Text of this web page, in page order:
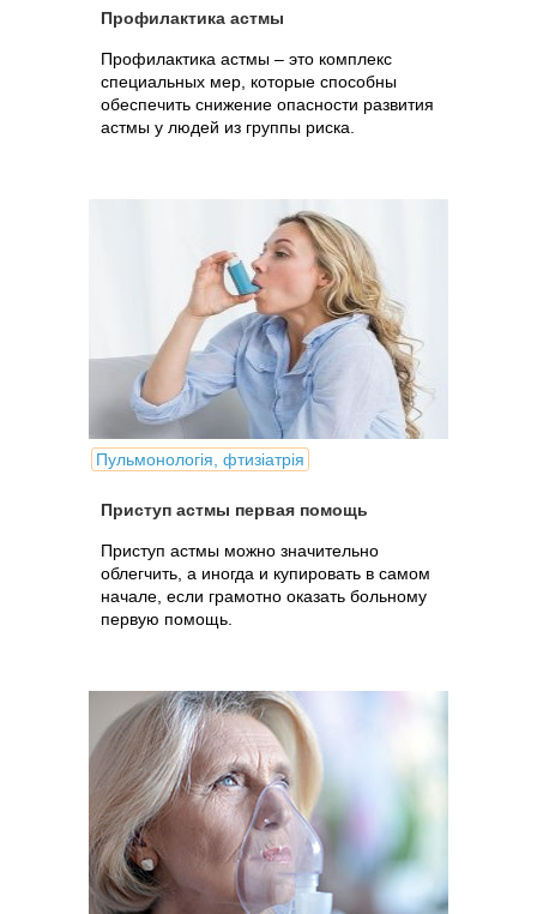
Профилактика астмы
Профилактика астмы – это комплекс
специальных мер, которые способны
обеспечить снижение опасности развития
астмы у людей из группы риска.
Пульмонологія, фтизіатрія
Приступ астмы первая помощь
Приступ астмы можно значительно
облегчить, а иногда и купировать в самом
начале, если грамотно оказать больному
первую помощь.